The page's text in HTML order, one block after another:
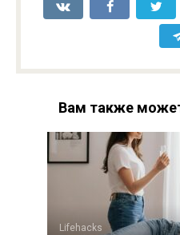
Вам также
Lifehacks